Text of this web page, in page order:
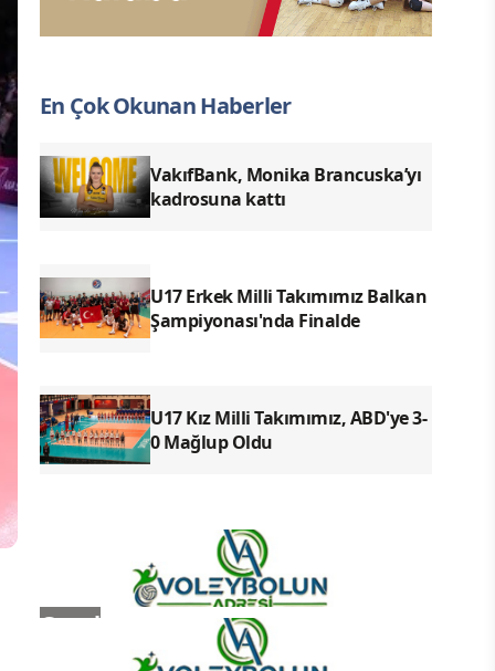
En Çok Okunan Haberler
VakıfBank, Monika Brancuska’yı
kadrosuna kattı
U17 Erkek Milli Takımımız Balkan
Şampiyonası'nda Finalde
U17 Kız Milli Takımımız, ABD'ye 3-
0 Mağlup Oldu
Genel